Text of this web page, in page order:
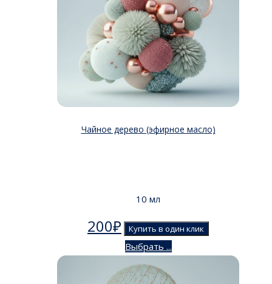
Чайное дерево (эфирное масло)
10 мл
200₽ Купить в один клик
Выбрать ...